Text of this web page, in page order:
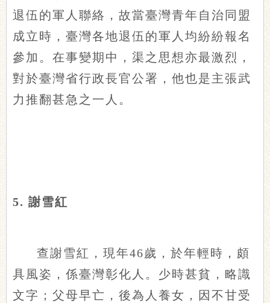
退伍的軍人聯絡，故當臺灣青年自治同盟
成立時，臺灣各地退伍的軍人均紛紛報名
參加。在事變期中，渠之思想亦最激烈，
對於臺灣省行政長官公署，他也是主張武
力推翻甚急之一人。
5. 謝雪紅
查謝雪紅，現年46歲，於年輕時，頗
具風姿，係臺灣彰化人。少時甚貧，略識
文字；父母早亡，後為人養女，因不甘受